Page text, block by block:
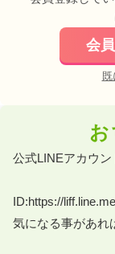
会
公式LINEアカウン
ID:https://
気になる事があれ